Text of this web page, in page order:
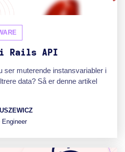
Rails API
ser muterende instansvariabler i
data? Så er denne artikel
Engineer